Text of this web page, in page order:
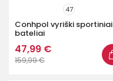
47
Conhpol vyriški sportiniai
bateliai
47,99 €
159,99 €